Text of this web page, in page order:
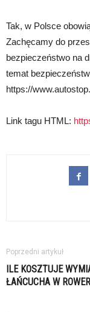
Tak, w Polsce
Zachęcamy do
bezpieczeństwo na
temat
https://
Link tagu HTML:
Poprzedni artykuł
ILE KOSZTUJE
ŁAŃCUCHA W